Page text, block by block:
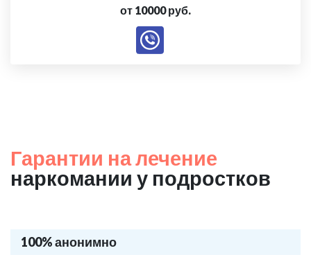
от 10000 руб.
Гарантии на лечение
наркомании у подростков
100% анонимно